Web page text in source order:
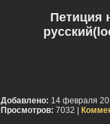
Петиция
Добавлено: 14 февраля
Просмотров: 7032 |